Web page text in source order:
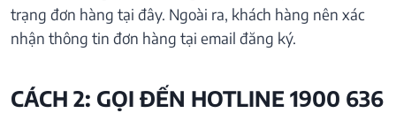
trạng đơn hàng tại đây. Ngoài ra, khách hàng nên xác
nhận thông tin đơn hàng tại email đăng ký.
CÁCH 2: GỌI ĐẾN HOTLINE 1900 636